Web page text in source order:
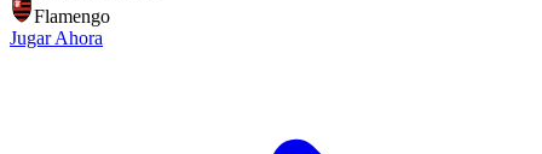
Flamengo
Jugar Ahora